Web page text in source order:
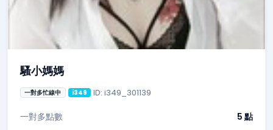
騷小媽媽
一對多忙線中 i349 ID: i349_301139
一對多點數 5 點